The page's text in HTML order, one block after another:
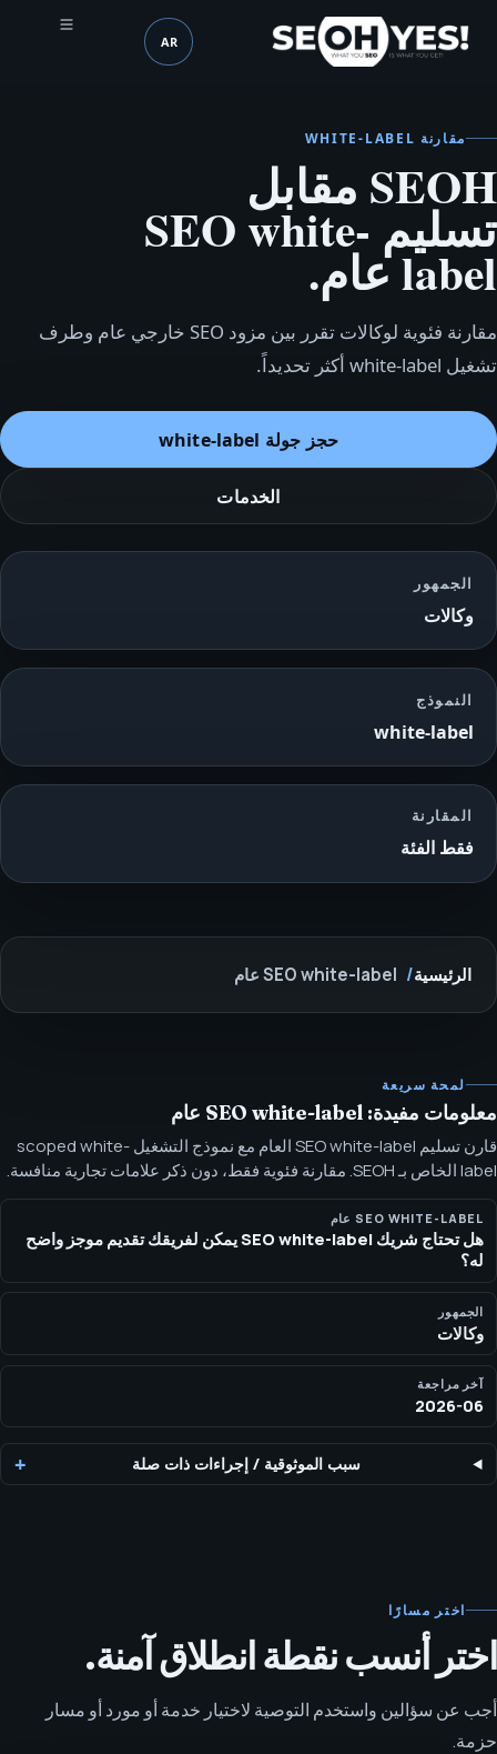
SEOH اللغة (mobile header)
AR
مقارنة WHITE-LABEL
SEOH مقابل
تسليم SEO white-
label عام.
مقارنة فئوية لوكالات تقرر بين مزود SEO خارجي عام وطرف
تشغيل white-label أكثر تحديداً.
حجز جولة white-label
الخدمات
الجمهور
وكالات
النموذج
white-label
المقارنة
فقط الفئة
الرئيسية SEO white-label عام
لمحة سريعة
معلومات مفيدة: SEO white-label عام
قارن تسليم SEO white-label العام مع نموذج التشغيل scoped white-
label الخاص بـ SEOH. مقارنة فئوية فقط، دون ذكر علامات تجارية منافسة.
مقارنة فئوية لوكالات تقرر بين مزود SEO خارجي عام وطرف تشغيل
white-label أكثر تحديداً.
SEO WHITE-LABEL عام
هل تحتاج شريك SEO white-label يمكن لفريقك تقديم موجز واضح
له؟
الجمهور
وكالات
آخر مراجعة
2026-06
سبب الموثوقية /إجراءات ذات صلة
اختر مسارًا
اختر أنسب نقطة انطلاق آمنة.
أجب عن سؤالين واستخدم التوصية لاختيار خدمة أو مورد أو مسار
حزمة.